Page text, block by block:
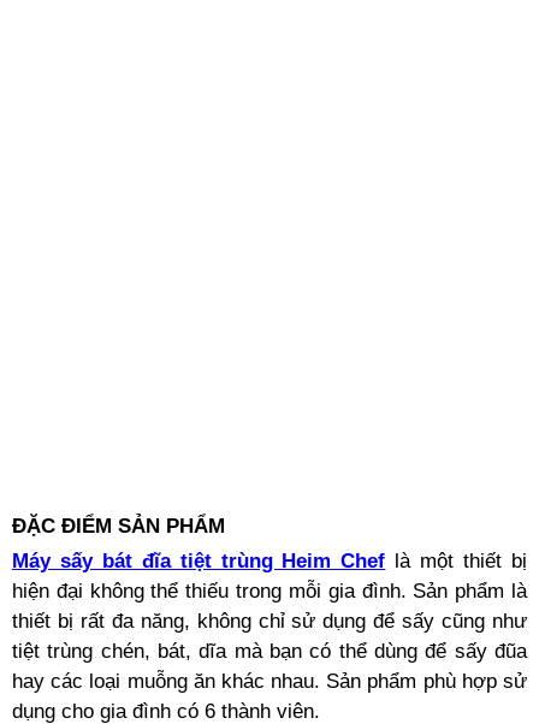
ĐẶC ĐIỂM SẢN PHẨM
Máy sấy bát đĩa tiệt trùng Heim Chef là một thiết bị
hiện đại không thể thiếu trong mỗi gia đình. Sản phẩm là
thiết bị rất đa năng, không chỉ sử dụng để sấy cũng như
tiệt trùng chén, bát, dĩa mà bạn có thể dùng để sấy đũa
hay các loại muỗng ăn khác nhau. Sản phẩm phù hợp sử
dụng cho gia đình có 6 thành viên.